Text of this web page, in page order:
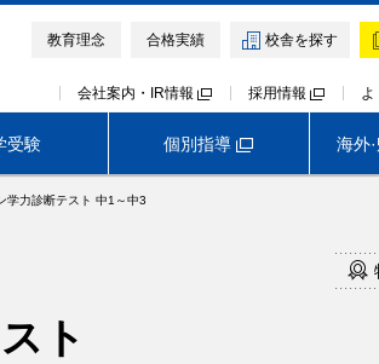
教育理念 合格実績 校舎を探す
会社案内・IR情報 採用情報 よ
千葉
難関中高受験専門塾 ExiV
受験 個別指導 海外
学力診断テスト 中1～中3
ト